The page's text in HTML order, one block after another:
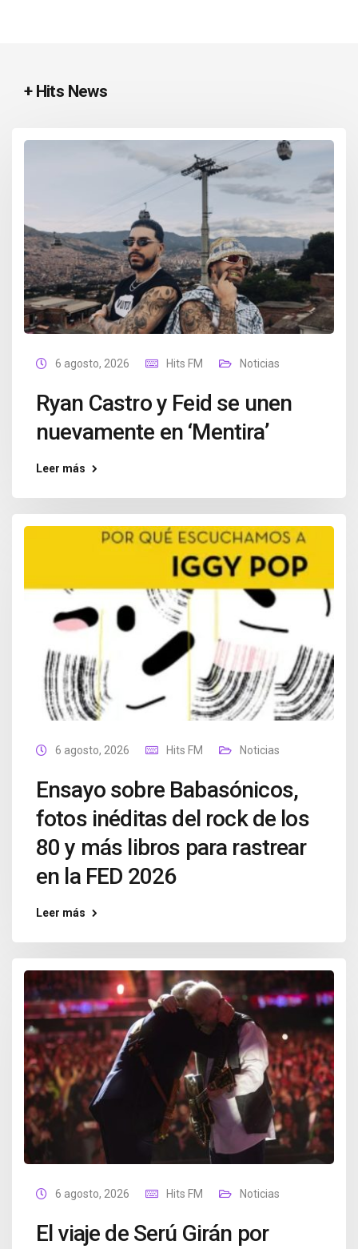
+ Hits News
6 agosto, 2026 Hits FM Noticias
Ryan Castro y Feid se unen
nuevamente en ‘Mentira’
Leer más
6 agosto, 2026 Hits FM Noticias
Ensayo sobre Babasónicos,
fotos inéditas del rock de los
80 y más libros para rastrear
en la FED 2026
Leer más
6 agosto, 2026 Hits FM Noticias
El viaje de Serú Girán por